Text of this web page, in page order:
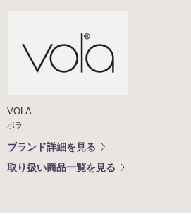
VOLA
ボラ
ブランド詳細を見る
取り扱い商品一覧を見る